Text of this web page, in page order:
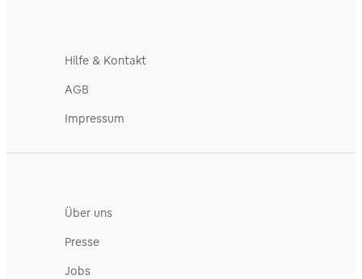
Hilfe & Kontakt
AGB
Impressum
Über uns
Presse
Jobs